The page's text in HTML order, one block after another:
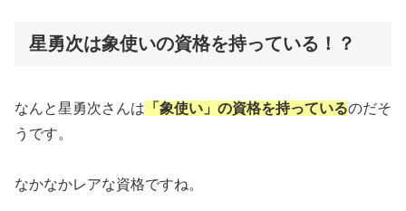
星勇次は象使いの資格を持っている！？
なんと星勇次さんは 「象使い」の資格を持っているのだそ
うです。
なかなかレアな資格ですね。